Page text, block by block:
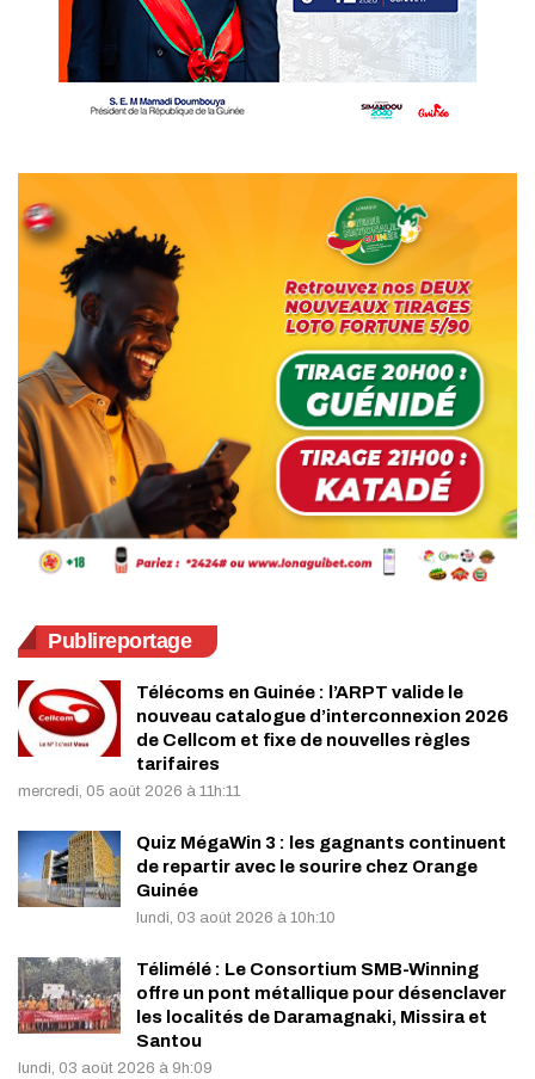
Publireportage
Télécoms en Guinée : l’ARPT valide le
nouveau catalogue d’interconnexion 2026
de Cellcom et fixe de nouvelles règles
tarifaires
mercredi, 05 août 2026 à 11h:11
Quiz MégaWin 3 : les gagnants continuent
de repartir avec le sourire chez Orange
Guinée
lundi, 03 août 2026 à 10h:10
Télimélé : Le Consortium SMB-Winning
offre un pont métallique pour désenclaver
les localités de Daramagnaki, Missira et
Santou
lundi, 03 août 2026 à 9h:09